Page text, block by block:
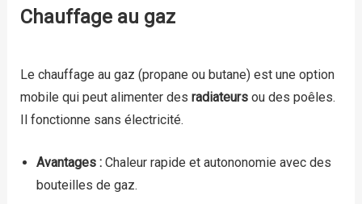
Chauffage au gaz
Le chauffage au gaz (propane ou butane) est une option
mobile qui peut alimenter des radiateursou des poêles.
Il fonctionne sans électricité.
Avantages :Chaleur rapide et autononomie avec des
bouteilles de gaz.